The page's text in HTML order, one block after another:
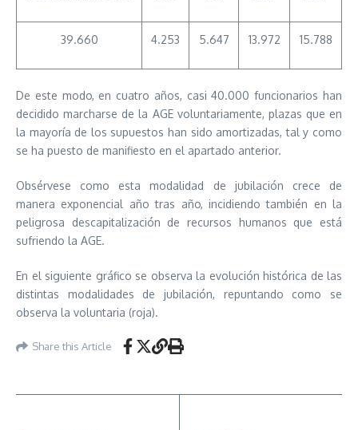
39.660 4.253 5.647 13.972 15.788
De este modo, en cuatro años, casi 40.000 funcionarios han
decidido marcharse de la AGE voluntariamente, plazas que en
la mayoría de los supuestos han sido amortizadas, tal y como
se ha puesto de manifiesto en el apartado anterior.
Obsérvese como esta modalidad de jubilación crece de
manera exponencial año tras año, incidiendo también en la
peligrosa descapitalización de recursos humanos que está
sufriendo la AGE.
En el siguiente gráfico se observa la evolución histórica de las
distintas modalidades de jubilación, repuntando como se
observa la voluntaria (roja).
Share this Article